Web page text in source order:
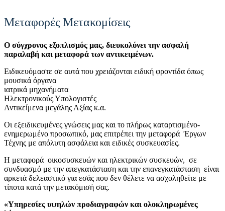
Μεταφορές Μετακομίσεις
Ο σύγχρονος εξοπλισμός μας, διευκολύνει την ασφαλή
παραλαβή και μεταφορά των αντικειμένων.
Ειδικευόμαστε σε αυτά που χρειάζονται ειδική φροντίδα όπως
μουσικά όργανα
ιατρικά μηχανήματα
Ηλεκτρονικούς Υπολογιστές
Αντικείμενα μεγάλης Αξίας κ.α.
Οι εξειδικευμένες γνώσεις μας και το πλήρως καταρτισμένο-
ενημερωμένο προσωπικό, μας επιτρέπει την μεταφορά Έργων
Τέχνης με απόλυτη ασφάλεια και ειδικές συσκευασίες.
Η μεταφορά οικοσυσκευών και ηλεκτρικών συσκευών, σε
συνδυασμό με την απεγκατάσταση και την επανεγκατάσταση είναι
αρκετά δελεαστικό για εσάς που δεν θέλετε να ασχοληθείτε με
τίποτα κατά την μετακόμισή σας.
«Υπηρεσίες υψηλών προδιαγραφών και ολοκληρωμένες